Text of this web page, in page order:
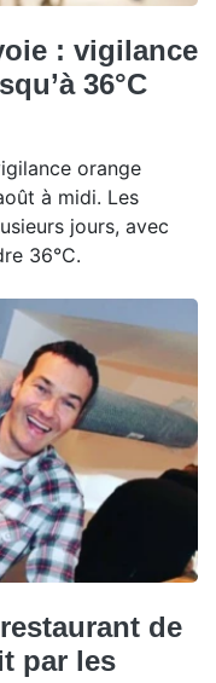
: vigilance
36°C
orange
à midi. Les
jours, avec
36°C.
de
par les